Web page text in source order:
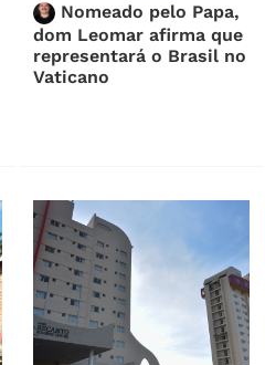
Nomeado pelo Papa,
dom Leomar afirma que
representará o Brasil no
Vaticano